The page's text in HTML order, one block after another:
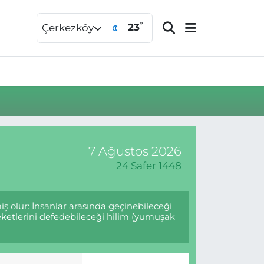
Çerkezköy 23°
7 Ağustos 2026
24 Safer 1448
olur: İnsanlar arasında geçinebileceği
defedebileceği hilim (yumuşak